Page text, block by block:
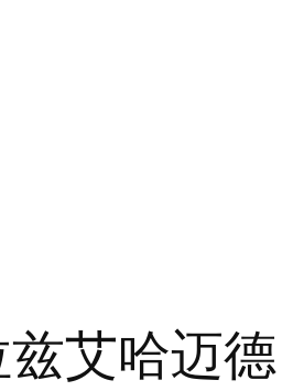
艾哈迈